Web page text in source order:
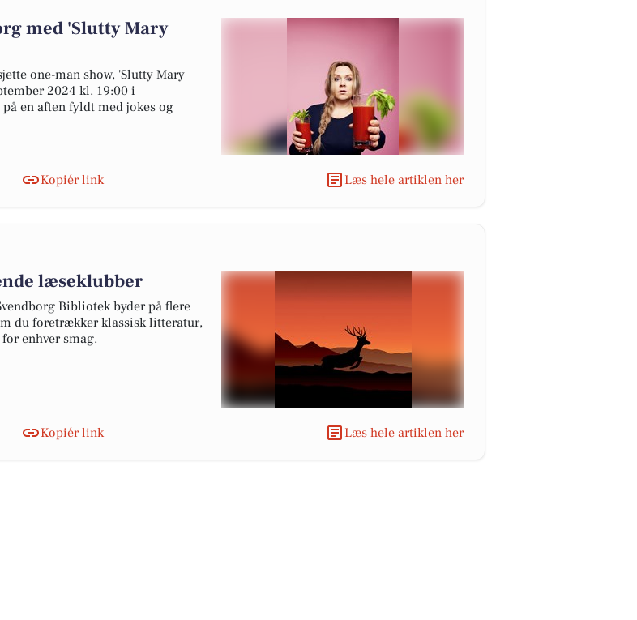
med 'Slutty Mary
one-man show, 'Slutty Mary
2024 kl. 19:00 i
en aften fyldt med jokes og
Kopiér link Læs hele artiklen her
læseklubber
Bibliotek byder på flere
du foretrækker klassisk litteratur,
enhver smag.
Kopiér link Læs hele artiklen her